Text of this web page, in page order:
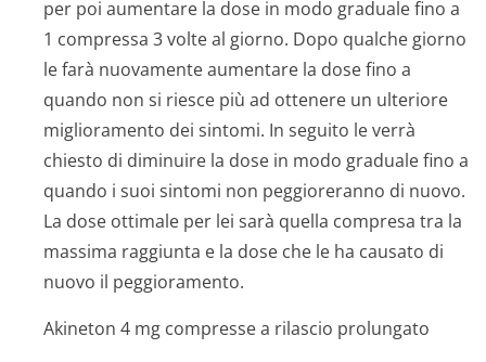
per poi aumentare la dose in modo graduale fino a
1 compressa 3 volte al giorno. Dopo qualche giorno
le farà nuovamente aumentare la dose fino a
quando non si riesce più ad ottenere un ulteriore
miglioramento dei sintomi. In seguito le verrà
chiesto di diminuire la dose in modo graduale fino a
quando i suoi sintomi non peggioreranno di nuovo.
La dose ottimale per lei sarà quella compresa tra la
massima raggiunta e la dose che le ha causato di
nuovo il peggioramento.
Akineton 4 mg compresse a rilascio prolungato